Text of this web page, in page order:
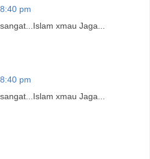
pm
xmau Jaga...
pm
xmau Jaga...